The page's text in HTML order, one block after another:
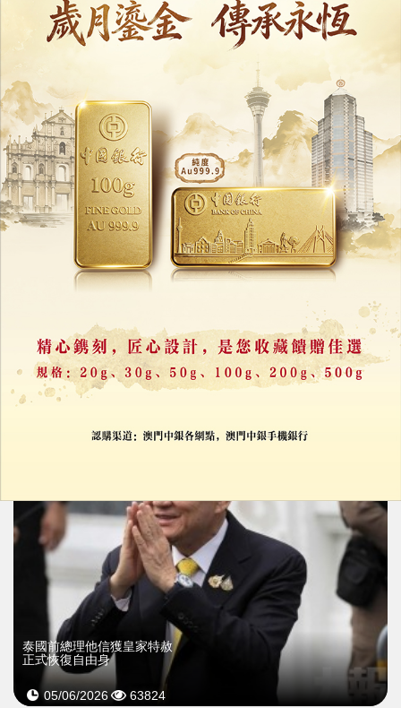
泰國11歲童偷開貨卡撞朝聖隊
至少9僧侶死亡逾20人傷
泰婦中頭獎遭鄰居夫婦侵吞
600萬泰銖獎券疑遭焚毀
15/06/2026 18783
泰國前總理他信獲皇家特赦
正式恢復自由身
05/06/2026 63824